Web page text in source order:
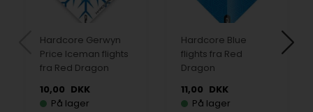
Hardcore Gerwyn
Price Iceman flights
fra Red Dragon
10,00 DKK
På lager
Hardcore Blue
flights fra Red
Dragon
11,00 DKK
På lager